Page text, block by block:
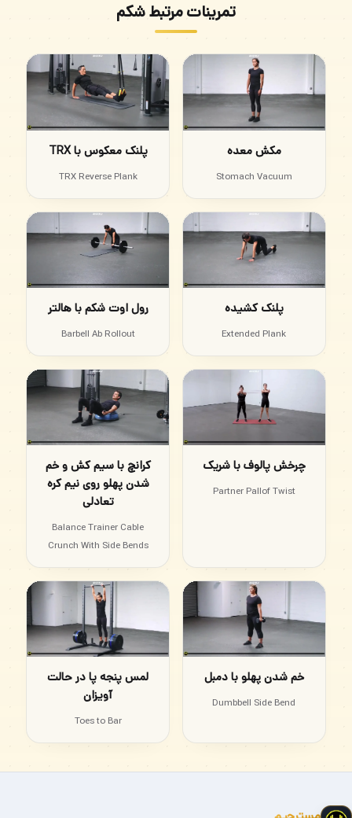
تمرینات مرتبط شکم
مکش معده
Stomach Vacuum
پلنک معکوس با TRX
TRX Reverse Plank
پلنک کشیده
Extended Plank
رول اوت شکم با هالتر
Barbell Ab Rollout
چرخش پالوف با شریک
Partner Pallof Twist
کرانچ با سیم کش و خم
شدن پهلو روی نیم کره
تعادلی
Balance Trainer Cable
Crunch With Side Bends
خم شدن پهلو با دمبل
Dumbbell Side Bend
لمس پنجه پا در حالت
آویزان
Toes to Bar